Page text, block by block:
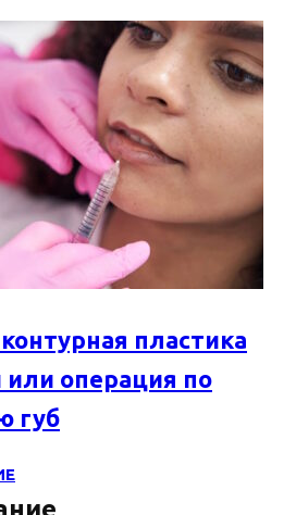
пластика
операция по
губ